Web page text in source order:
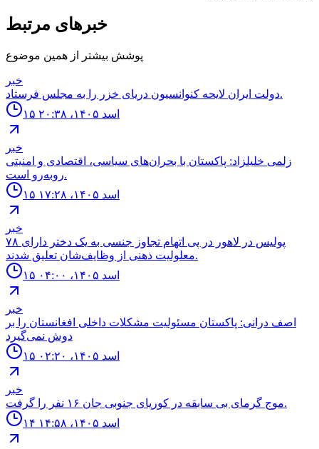
خبرهای مرتبط
پوشش بیشتر از همین موضوع
خبر
دولت ايران لايحه كنوانسيون درياى خزر را به مجلس فرستاد.
۱۵ اسد ۱۴۰۵، ۲۰:۳۸
خبر
زلمی خلیلزاد: پاکستان با بحران‌های سیاسی، اقتصادی و امنیتی
روبه‌رو است.
۱۵ اسد ۱۴۰۵، ۱۷:۲۸
خبر
۷۸ پولیس در لاهور در پی اتهام تجاوز جنسی به یک دختر دارای
معلولیت ذهنی از وظایف‌شان تعلیق شدند.
۱۵ اسد ۱۴۰۵، ۰۴:۰۰
خبر
اصف درانی: پاکستان مسئولیت مشکلات داخلی افغانستان را بر
دوش نمی‌گیرد
۱۵ اسد ۱۴۰۵، ۰۲:۲۰
خبر
موج گرماى بى سابقه در كورياى جنوبى جان ۱۶ نفر را گرفت.
۱۴ اسد ۱۴۰۵، ۱۴:۵۸